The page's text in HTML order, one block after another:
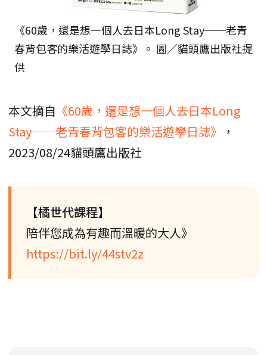
《60歲，還是想一個人去日本Long Stay──老青
春背包客的樂活遊學日誌》。 圖／貓頭鷹出版社提
供
本文摘自 《60歲，還是想一個人去日本Long
Stay──老青春背包客的樂活遊學日誌》
，
2023/08/24貓頭鷹出版社
【橘世代課程】
陪伴您成為有趣而溫暖的大人》
https://bit.ly/44stv2z